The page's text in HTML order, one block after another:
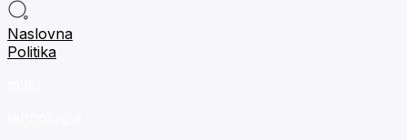
Naslovna
Politika